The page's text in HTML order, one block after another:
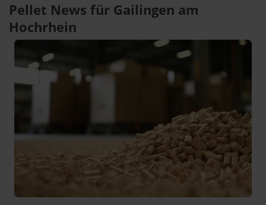
Pellet News für Gailingen am
Hochrhein